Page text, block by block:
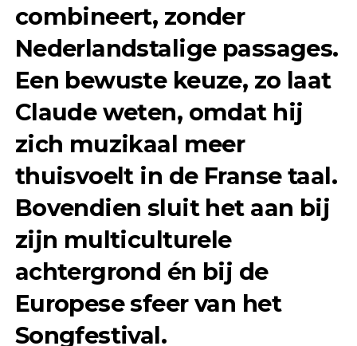
combineert, zonder
Nederlandstalige passages.
Een bewuste keuze, zo laat
Claude weten, omdat hij
zich muzikaal meer
thuisvoelt in de Franse taal.
Bovendien sluit het aan bij
zijn multiculturele
achtergrond én bij de
Europese sfeer van het
Songfestival.